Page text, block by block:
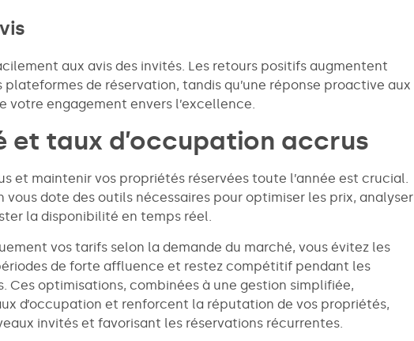
aux avis des invités. Les retours positifs augmentent
de réservation, tandis qu’une réponse proactive aux
votre engagement envers l’excellence.
et taux d’occupation accrus
et maintenir vos propriétés réservées toute l’année est crucial.
vous dote des outils nécessaires pour optimiser les prix, analyser
la disponibilité en temps réel.
vos tarifs selon la demande du marché, vous évitez les
de forte affluence et restez compétitif pendant les
Ces optimisations, combinées à une gestion simplifiée,
d’occupation et renforcent la réputation de vos propriétés,
invités et favorisant les réservations récurrentes.